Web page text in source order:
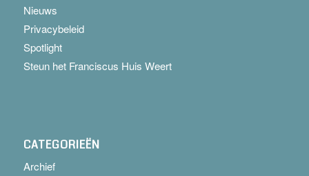
Nieuws
Privacybeleid
Spotlight
Steun het Franciscus Huis Weert
CATEGORIEËN
Archief